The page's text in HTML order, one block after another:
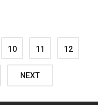
10 11 12
NEXT